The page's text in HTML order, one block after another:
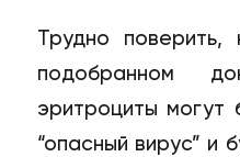
Трудно поверить,
подобранном
эритроциты могут
“опасный вирус” и